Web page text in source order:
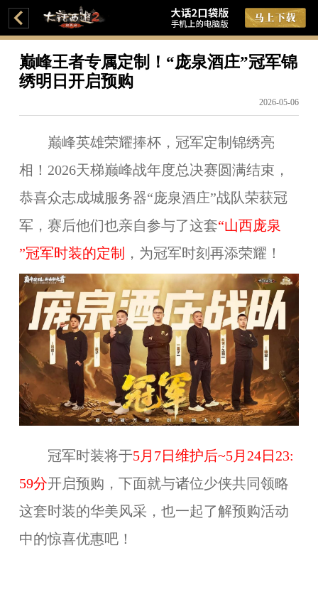
巅峰王者专属定制！“庞泉酒庄”冠军锦
绣明日开启预购
2026-05-06
巅峰英雄荣耀捧杯，冠军定制锦绣亮
相！2026天梯巅峰战年度总决赛圆满结束，
恭喜众志成城服务器“庞泉酒庄”战队荣获冠
军，赛后他们也亲自参与了这套“山西庞泉
”冠军时装的定制
，为冠军时刻再添荣耀！
冠军时装将于5月 7日维护后~5月 24日23:
59分开启预购，下面就与诸位少侠共同领略
这套时装的华美风采，也一起了解预购活动
中的惊喜优惠吧！